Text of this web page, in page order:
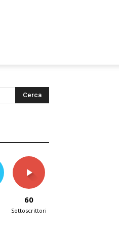
60
Sottoscrittori